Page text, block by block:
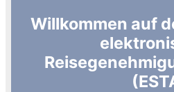
Willkommen auf